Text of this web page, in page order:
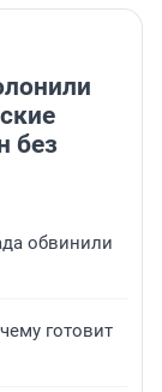
без
обвинили
готовит